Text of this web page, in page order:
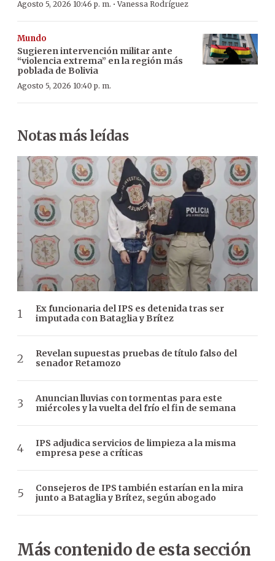
Agosto 5, 2026 10:46 p. m. ·Vanessa Rodríguez
Mundo
Sugieren intervención militar ante
“violencia extrema” en la región más
poblada de Bolivia
Agosto 5, 2026 10:40 p. m.
Notas más leídas
Ex funcionaria del IPS es detenida tras ser
imputada con Bataglia y Brítez
Revelan supuestas pruebas de título falso del
senador Retamozo
Anuncian lluvias con tormentas para este
miércoles y la vuelta del frío el fin de semana
IPS adjudica servicios de limpieza a la misma
empresa pese a críticas
Consejeros de IPS también estarían en la mira
junto a Bataglia y Brítez, según abogado
Más contenido de esta sección